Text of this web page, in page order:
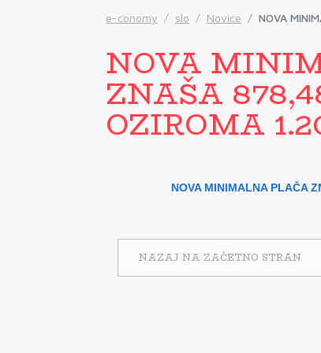
e-conomy slo Novice NOVA
NOVA
ZNAŠA
OZIROMA
NOVA MINIMALNA PLAČA
NAZAJ NA ZAČETNO STRAN